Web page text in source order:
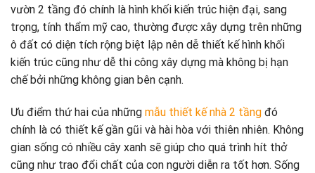
vườn 2 tầng đó chính là hình khối kiến trúc hiện đại, sang
trọng, tính thẩm mỹ cao, thường được xây dựng trên những
ô đất có diện tích rộng biệt lập nên dễ thiết kế hình khối
kiến trúc cũng như dễ thi công xây dựng mà không bị hạn
chế bởi những không gian bên cạnh.
Ưu điểm thứ hai của những mẫu thiết kế nhà 2 tầng đó
chính là có thiết kế gần gũi và hài hòa với thiên nhiên. Không
gian sống có nhiều cây xanh sẽ giúp cho quá trình hít thở
cũng như trao đổi chất của con người diễn ra tốt hơn. Sống